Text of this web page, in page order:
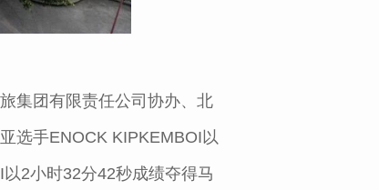
集团有限责任公司协办、北
选手ENOCK KIPKEMBOI以
2小时32分42秒成绩夺得马